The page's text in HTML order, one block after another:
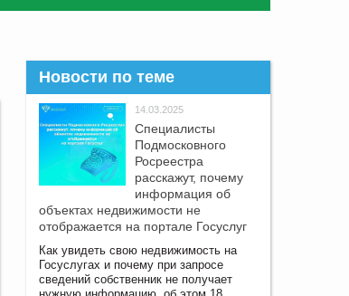
Новости по теме
14.03.2025
Специалисты
Подмосковного
Росреестра
расскажут, почему
информация об
объектах недвижимости не
отображается на портале Госуслуг
Как увидеть свою недвижимость на
Госуслугах и почему при запросе
сведений собственник не получает